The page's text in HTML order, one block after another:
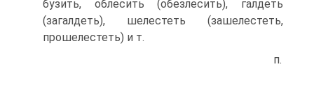
бузить, облесить (обезлесить), галдеть
(загалдеть), шелестеть (зашелестеть,
прошелестеть) и т.
п.